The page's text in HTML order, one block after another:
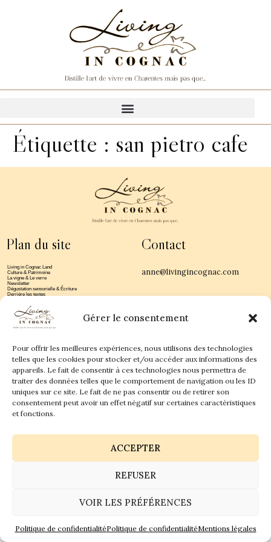
Gérer le consentement
Pour offrir les meilleures expériences, nous utilisons des technologies
telles que les cookies pour stocker et/ou accéder aux informations des
appareils. Le fait de consentir à ces technologies nous permettra de
traiter des données telles que le comportement de navigation ou les ID
uniques sur ce site. Le fait de ne pas consentir ou de retirer son
consentement peut avoir un effet négatif sur certaines caractéristiques
et fonctions.
ACCEPTER
REFUSER
VOIR LES PRÉFÉRENCES
Politique de confidentialitéPolitique de confidentialitéMentions légales
Étiquette : san pietro cafe
Plan du site
Living in Cognac Land
Culture & Patrimoine
La vigne & Le verre
Newsletter
Dégustation sensorielle & Écriture
Derrière les textes
Contact
anne@livingincognac.com
Politique de confidentialité Mentions légales
© 2026 Living in Cognac land - Tous droits réservés.